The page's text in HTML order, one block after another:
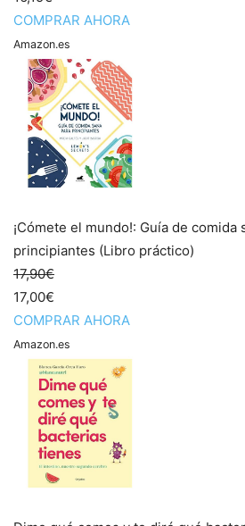
COMPRAR AHORA
Amazon.es
¡Cómete el mundo!: Guía de comida
principiantes (Libro práctico)
17,90€
17,00€
COMPRAR AHORA
Amazon.es